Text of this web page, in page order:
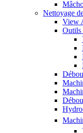
Nettoyage
View
Outils